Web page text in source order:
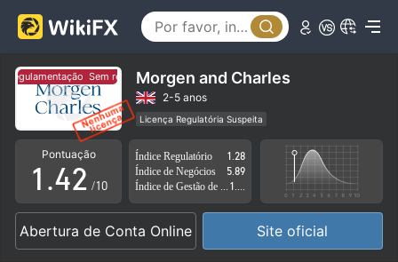
regulamentação Sem regulamentaçãoMorgen and Charles
2-5 anos
Licença Regulatória Suspeita
Região de negócios suspeita
Risco potencial alto
Pontuação
0
1
2
3
.
0
1
2
3
4
5
6
0
1
2
3
4
/10
Índice Regulatório
1.28
Índice de Negócios
5.89
Abertura de Conta Online Site oficial